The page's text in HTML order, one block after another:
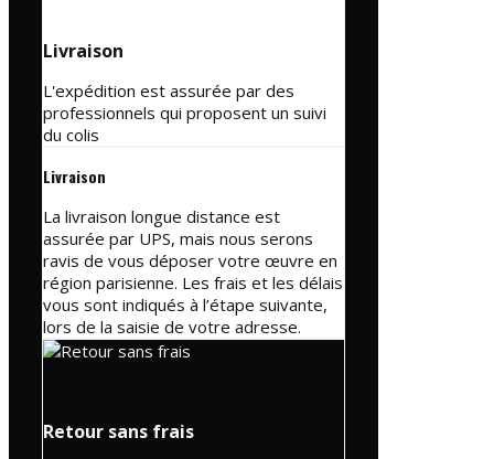
Livraison
L'expédition est assurée par des
professionnels qui proposent un suivi
du colis
Livraison
La livraison longue distance est
assurée par UPS, mais nous serons
ravis de vous déposer votre œuvre en
région parisienne. Les frais et les délais
vous sont indiqués à l’étape suivante,
lors de la saisie de votre adresse.
Retour sans frais